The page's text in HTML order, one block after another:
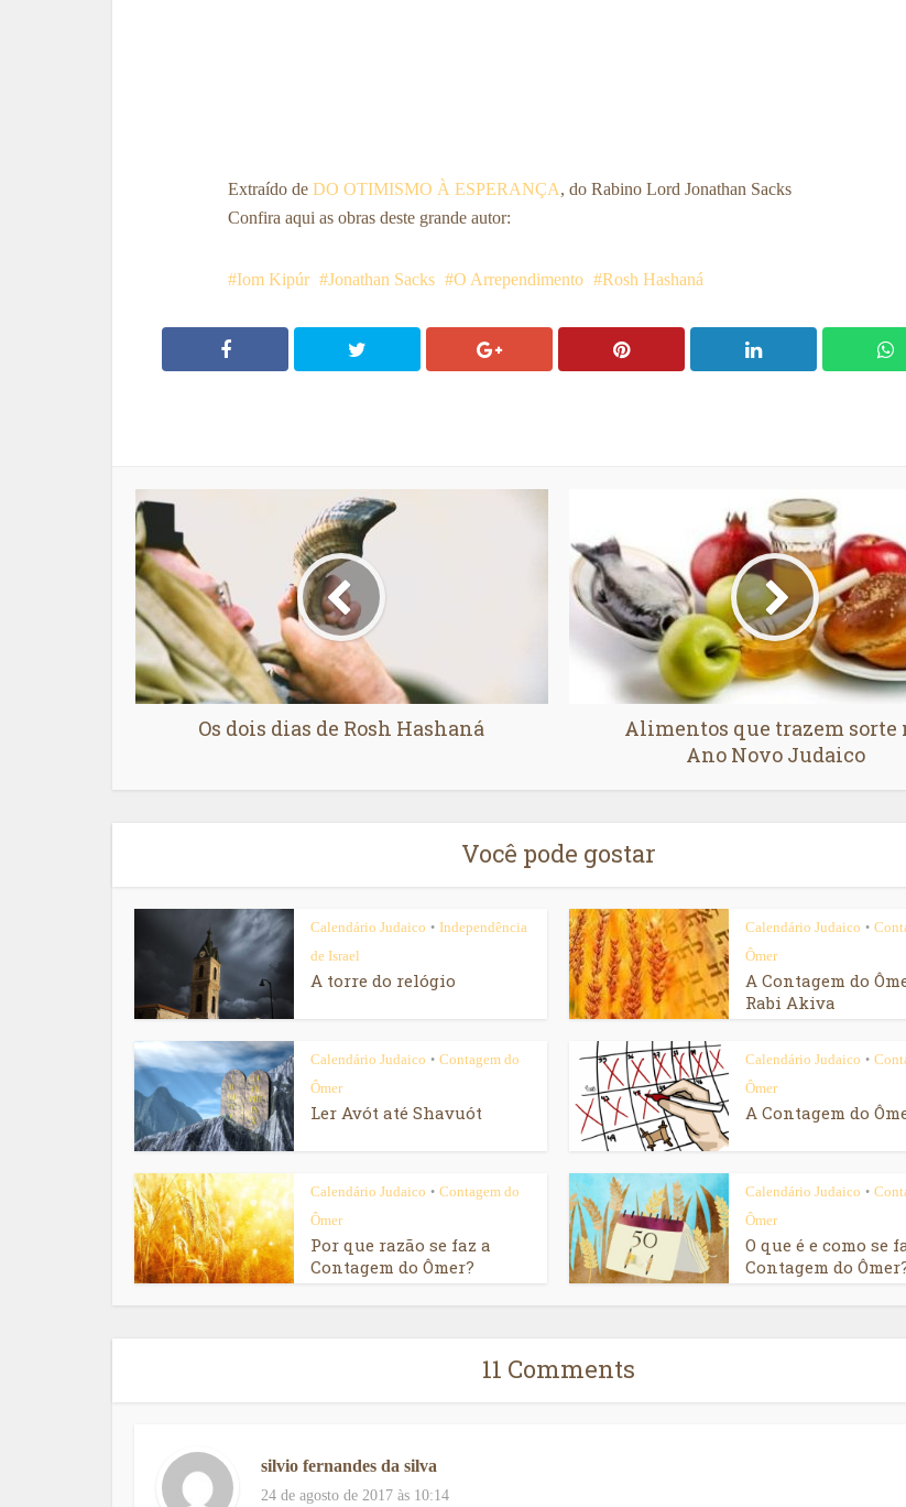
Extraído de DO OTIMISMO À ESPERANÇA, do Rabino Lord Jonathan Sacks
Confira aqui as obras deste grande autor:
Iom Kipúr Jonathan Sacks O Arrependimento Rosh Hashaná
Os dois dias de Rosh Hashaná
Alimentos que trazem sorte
Ano Novo Judaico
Você pode gostar
Calendário Judaico • Independência
de Israel
A torre do relógio
Calendário Judaico •
Ômer
A Contagem do
Rabi Akiva
Calendário Judaico • Contagem do
Ômer
Ler Avót até Shavuót
Calendário Judaico •
Ômer
A Contagem do
Calendário Judaico • Contagem do
Ômer
Por que razão se faz a
Contagem do Ômer?
Calendário Judaico •
Ômer
O que é e como se
Contagem do
11 Comments
silvio fernandes da silva
24 de agosto de 2017 às 10:14